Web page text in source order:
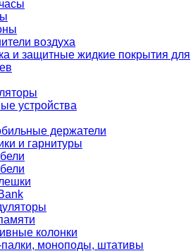
воздуха
и защитные жидкие покрытия для
устройства
держатели
и гарнитуры
колонки
моноподы, штативы